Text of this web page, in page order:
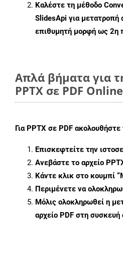
Καλέστε τη μέθοδο
SlidesApi για
επιθυμητή μορφή ως 2η
Απλά βήματα για
PPTX σε PDF Online
Για PPTX σε PDF ακολουθήστε
Επισκεφτείτε την
Ανεβάστε το αρχείο
Κάντε κλικ στο κουμπί
Περιμένετε να
Μόλις ολοκληρωθεί η
αρχείο PDF στη συσκευή